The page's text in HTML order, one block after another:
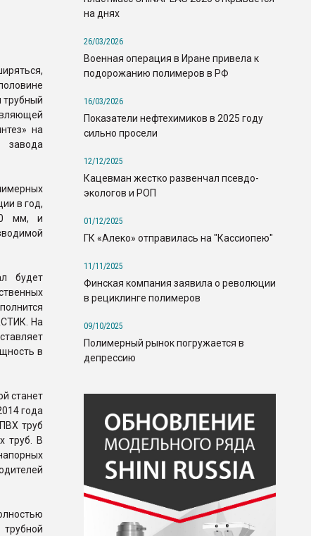
трубный
на
в год,
мм, и
будет
На
в
станет
года
труб
труб. В
на днях
26/03/2026
Военная операция в Иране привела к
подорожанию полимеров в РФ
16/03/2026
Показатели нефтехимиков в 2025 году
сильно просели
12/12/2025
Кацевман жестко развенчал псевдо-
экологов и РОП
01/12/2025
ГК «Алеко» отправилась на "Кассиопею"
11/11/2025
Финская компания заявила о революции
в рециклинге полимеров
09/10/2025
Полимерный рынок погружается в
депрессию